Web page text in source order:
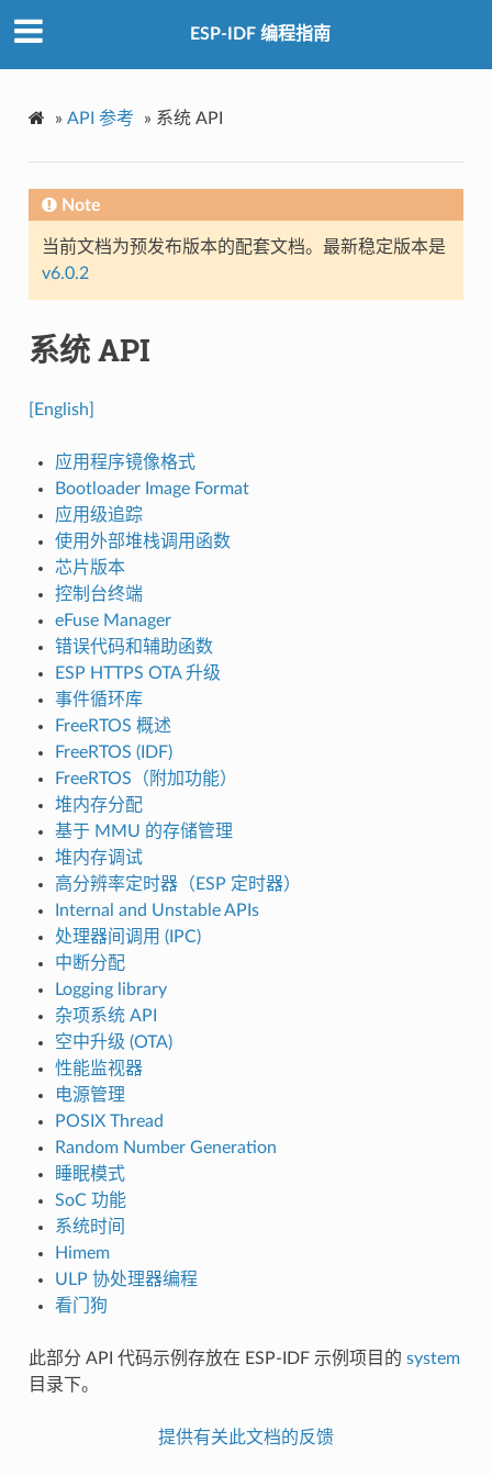
ESP-IDF 编程指南
» API 参考 » 系统 API
Note
当前文档为预发布版本的配套文档。最新稳定版本是
v6.0.2
系统 API
[English]
应用程序镜像格式
Bootloader Image Format
应用级追踪
使用外部堆栈调用函数
芯片版本
控制台终端
eFuse Manager
错误代码和辅助函数
ESP HTTPS OTA 升级
事件循环库
FreeRTOS 概述
FreeRTOS (IDF)
FreeRTOS（附加功能）
堆内存分配
基于 MMU 的存储管理
堆内存调试
高分辨率定时器（ESP 定时器）
Internal and Unstable APIs
处理器间调用 (IPC)
中断分配
Logging library
杂项系统 API
空中升级 (OTA)
性能监视器
电源管理
POSIX Thread
Random Number Generation
睡眠模式
SoC 功能
系统时间
Himem
ULP 协处理器编程
看门狗
此部分 API 代码示例存放在 ESP-IDF 示例项目的 system
目录下。
提供有关此文档的反馈